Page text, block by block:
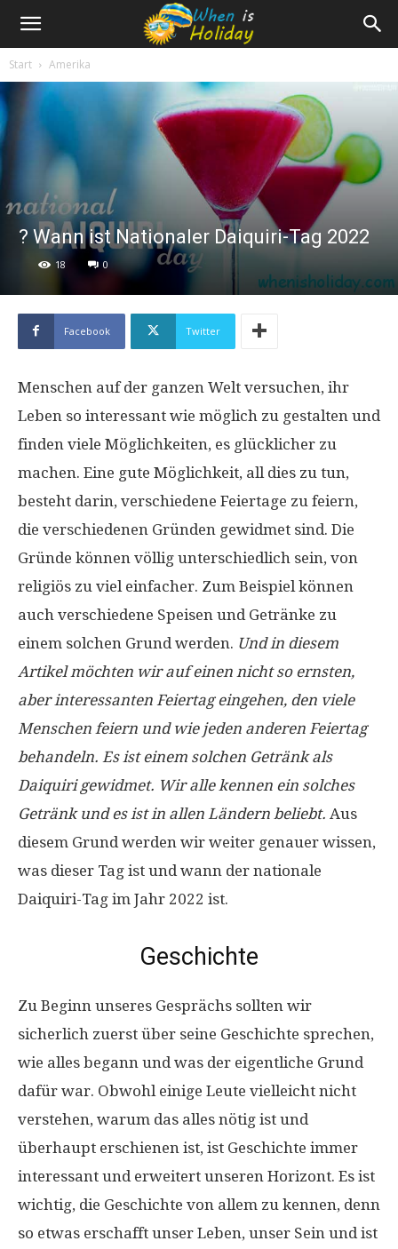
Start Amerika
? Wann ist Nationaler Daiquiri-Tag 2022
18 0
Facebook Twitter
Menschen auf der ganzen Welt versuchen, ihr
Leben so interessant wie möglich zu gestalten und
finden viele Möglichkeiten, es glücklicher zu
machen. Eine gute Möglichkeit, all dies zu tun,
besteht darin, verschiedene Feiertage zu feiern,
die verschiedenen Gründen gewidmet sind. Die
Gründe können völlig unterschiedlich sein, von
religiös zu viel einfacher. Zum Beispiel können
auch verschiedene Speisen und Getränke zu
einem solchen Grund werden. Und in diesem
Artikel möchten wir auf einen nicht so ernsten,
aber interessanten Feiertag eingehen, den viele
Menschen feiern und wie jeden anderen Feiertag
behandeln. Es ist einem solchen Getränk als
Daiquiri gewidmet. Wir alle kennen ein solches
Getränk und es ist in allen Ländern beliebt. Aus
diesem Grund werden wir weiter genauer wissen,
was dieser Tag ist und wann der nationale
Daiquiri-Tag im Jahr 2022 ist.
Geschichte
Zu Beginn unseres Gesprächs sollten wir
sicherlich zuerst über seine Geschichte sprechen,
wie alles begann und was der eigentliche Grund
dafür war. Obwohl einige Leute vielleicht nicht
verstehen, warum das alles nötig ist und
überhaupt erschienen ist, ist Geschichte immer
interessant und erweitert unseren Horizont. Es ist
wichtig, die Geschichte von allem zu kennen, denn
so etwas erschafft unser Leben, unser Sein und ist